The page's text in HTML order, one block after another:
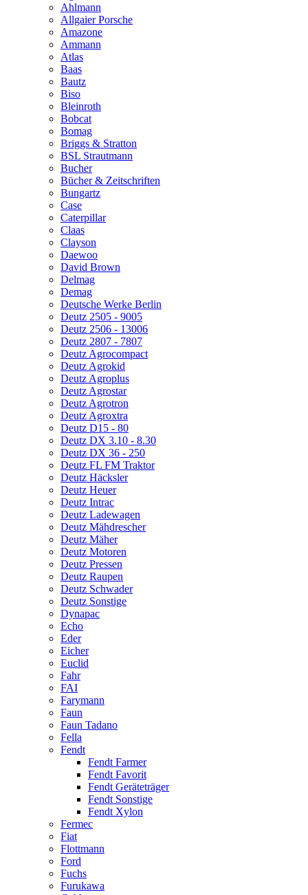
Ahlmann
Allgaier Porsche
Amazone
Ammann
Atlas
Baas
Bautz
Biso
Bleinroth
Bobcat
Bomag
Briggs & Stratton
BSL Strautmann
Bucher
Bücher & Zeitschriften
Bungartz
Case
Caterpillar
Claas
Clayson
Daewoo
David Brown
Delmag
Demag
Deutsche Werke Berlin
Deutz 2505 - 9005
Deutz 2506 - 13006
Deutz 2807 - 7807
Deutz Agrocompact
Deutz Agrokid
Deutz Agroplus
Deutz Agrostar
Deutz Agrotron
Deutz Agroxtra
Deutz D15 - 80
Deutz DX 3.10 - 8.30
Deutz DX 36 - 250
Deutz FL FM Traktor
Deutz Häcksler
Deutz Heuer
Deutz Intrac
Deutz Ladewagen
Deutz Mähdrescher
Deutz Mäher
Deutz Motoren
Deutz Pressen
Deutz Raupen
Deutz Schwader
Deutz Sonstige
Dynapac
Echo
Eder
Eicher
Euclid
Fahr
FAI
Farymann
Faun
Faun Tadano
Fella
Fendt
Fendt Farmer
Fendt Favorit
Fendt Geräteträger
Fendt Sonstige
Fendt Xylon
Fermec
Fiat
Flottmann
Ford
Fuchs
Furukawa